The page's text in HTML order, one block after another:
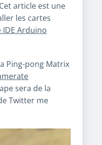
article est une
les cartes
IDE Arduino
Ping-pong Matrix
sera de la
Twitter me